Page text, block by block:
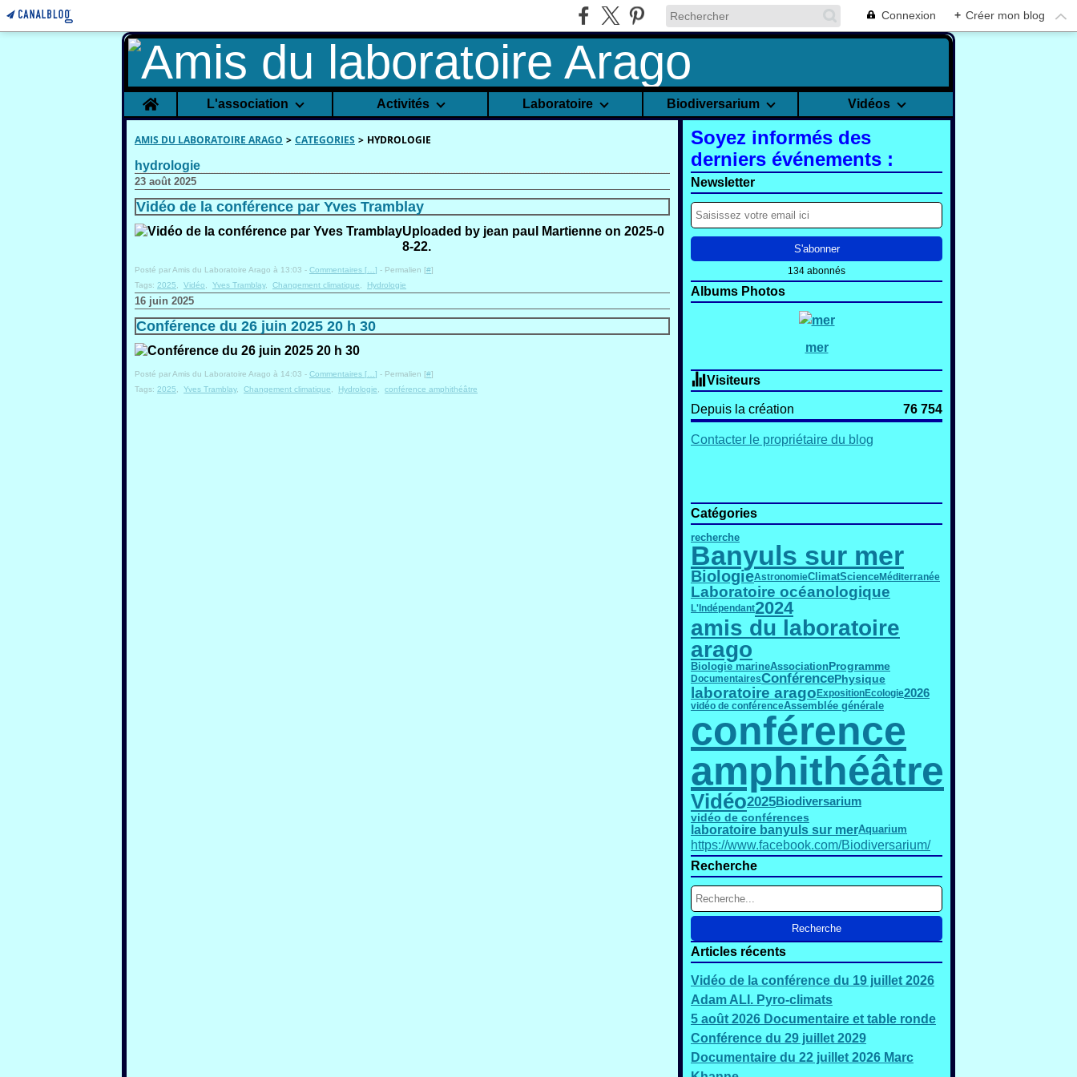
Connexion + Créer mon blog
Home L'association Activités Laboratoire Biodiversarium Vidéos
AMIS DU LABORATOIRE ARAGO > CATEGORIES > HYDROLOGIE
hydrologie
23 août 2025
Vidéo de la conférence par Yves Tramblay
Uploaded by jean paul Martienne on 2025-0
8-22.
Posté par Amis du Laboratoire Arago à 13:03 - Commentaires [ ] - Permalien [#]
Tags: 2025 Vidéo Yves Tramblay, Changement climatique Hydrologie
16 juin 2025
Conférence du 26 juin 2025 20 h 30
Posté par Amis du Laboratoire Arago à 14:03 - Commentaires [ ] - Permalien [#]
Tags: 2025 Yves Tramblay, Changement climatique Hydrologie conférence amphithéâtre
Soyez informés des
derniers événements :
Newsletter
134 abonnés
Albums Photos
mer
Visiteurs
Depuis la création 76 754
Contacter le propriétaire du blog
Catégories
recherche
Banyuls sur mer
BiologieAstronomieClimatScienceMéditerranée
Laboratoire océanologique
L'Indépendant2024
amis du laboratoire
arago
Biologie marineAssociationProgramme
DocumentairesConférencePhysique
laboratoire aragoExpositionEcologie2026
vidéo de conférenceAssemblée générale
conférence
amphithéâtre
Vidéo2025Biodiversarium
vidéo de conférences
laboratoire banyuls sur merAquarium
https://www.facebook.com/Biodiversarium/
Recherche
Articles récents
Vidéo de la conférence du 19 juillet 2026
Adam ALI. Pyro-climats
5 août 2026 Documentaire et table ronde
Conférence du 29 juillet 2029
Documentaire du 22 juillet 2026 Marc